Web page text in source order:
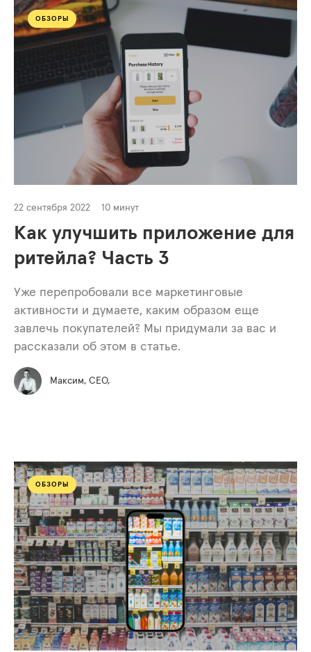
ОБЗОРЫ
22 сентября 2022 10 минут
Как улучшить приложение для
ритейла? Часть 3
Уже перепробовали все маркетинговые
активности и думаете, каким образом еще
завлечь покупателей? Мы придумали за вас и
рассказали об этом в статье.
Максим, СЕО,
ОБЗОРЫ